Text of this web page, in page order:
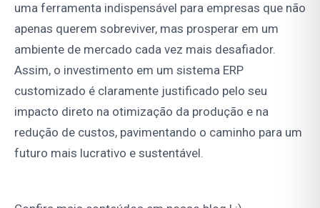
uma ferramenta indispensável para empresas que não
apenas querem sobreviver, mas prosperar em um
ambiente de mercado cada vez mais desafiador.
Assim, o investimento em um sistema ERP
customizado é claramente justificado pelo seu
impacto direto na otimização da produção e na
redução de custos, pavimentando o caminho para um
futuro mais lucrativo e sustentável.